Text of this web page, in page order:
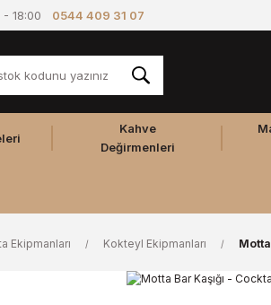
18:00 0544 409 31 07
Kahve
Değirmenleri
Ekipmanları Kokteyl Ekipmanları